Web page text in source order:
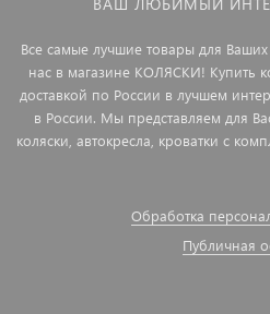
Все самые лучшие товары для
нас в магазине КОЛЯСКИ! Купить
доставкой по России в лучшем
в России. Мы представляем для
коляски, автокресла, кроватки с
Обработка
Публичная